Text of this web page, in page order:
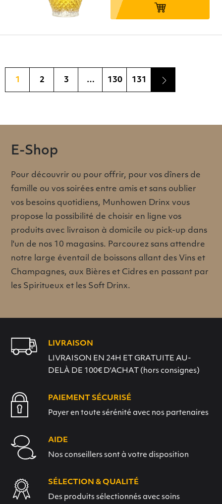
1 2 3 … 130 131
E-Shop
Pour découvrir ou pour offrir, pour vos dîners de
famille ou vos soirées entre amis et sans oublier
vos besoins quotidiens, Munhowen Drinx vous
propose la possibilité de choisir en ligne vos
produits avec livraison à domicile ou pick-up dans
l'un de nos 10 magasins. Parcourez sans attendre
notre large éventail de boissons allant des Vins et
Champagnes, aux Bières et Cidres en passant par
les Spiritueux et les Soft Drinx.
LIVRAISON
LIVRAISON EN 24H ET GRATUITE AU-
DELÀ DE 100€ D'ACHAT (hors consignes)
PAIEMENT SÉCURISÉ
Payer en toute sérénité avec nos partenaires
AIDE
Nos conseillers sont à votre disposition
SÉLECTION & QUALITÉ
Des produits sélectionnés avec soins